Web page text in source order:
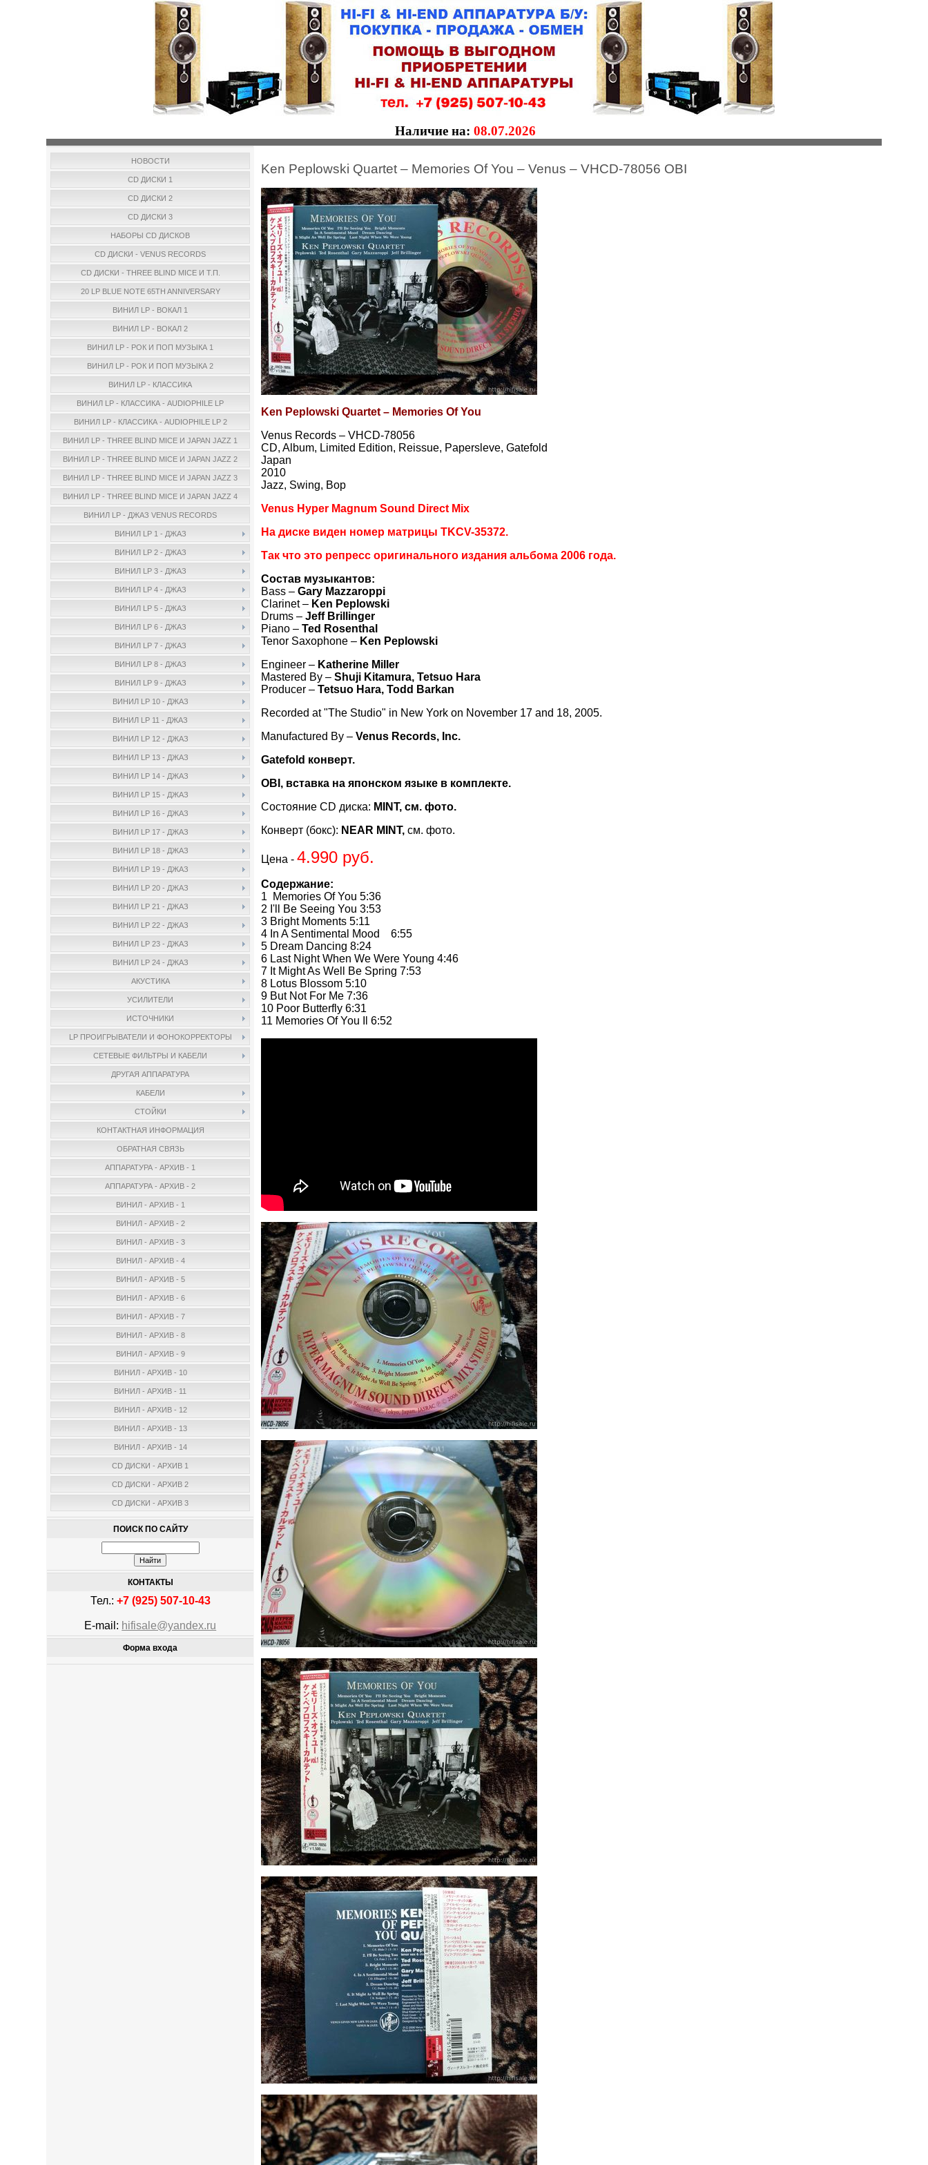
Наличие на: 08.07.2026
НОВОСТИ
CD ДИСКИ 1
CD ДИСКИ 2
CD ДИСКИ 3
НАБОРЫ CD ДИСКОВ
CD ДИСКИ - VENUS RECORDS
CD ДИСКИ - THREE BLIND MICE И Т.П.
20 LP BLUE NOTE 65TH ANNIVERSARY
ВИНИЛ LP - ВОКАЛ 1
ВИНИЛ LP - ВОКАЛ 2
ВИНИЛ LP - РОК И ПОП МУЗЫКА 1
ВИНИЛ LP - РОК И ПОП МУЗЫКА 2
ВИНИЛ LP - КЛАССИКА
ВИНИЛ LP - КЛАССИКА - AUDIOPHILE LP
ВИНИЛ LP - КЛАССИКА - AUDIOPHILE LP 2
ВИНИЛ LP - THREE BLIND MICE И JAPAN JAZZ 1
ВИНИЛ LP - THREE BLIND MICE И JAPAN JAZZ 2
ВИНИЛ LP - THREE BLIND MICE И JAPAN JAZZ 3
ВИНИЛ LP - THREE BLIND MICE И JAPAN JAZZ 4
ВИНИЛ LP - ДЖАЗ VENUS RECORDS
ВИНИЛ LP 1 - ДЖАЗ
ВИНИЛ LP 2 - ДЖАЗ
ВИНИЛ LP 3 - ДЖАЗ
ВИНИЛ LP 4 - ДЖАЗ
ВИНИЛ LP 5 - ДЖАЗ
ВИНИЛ LP 6 - ДЖАЗ
ВИНИЛ LP 7 - ДЖАЗ
ВИНИЛ LP 8 - ДЖАЗ
ВИНИЛ LP 9 - ДЖАЗ
ВИНИЛ LP 10 - ДЖАЗ
ВИНИЛ LP 11 - ДЖАЗ
ВИНИЛ LP 12 - ДЖАЗ
ВИНИЛ LP 13 - ДЖАЗ
ВИНИЛ LP 14 - ДЖАЗ
ВИНИЛ LP 15 - ДЖАЗ
ВИНИЛ LP 16 - ДЖАЗ
ВИНИЛ LP 17 - ДЖАЗ
ВИНИЛ LP 18 - ДЖАЗ
ВИНИЛ LP 19 - ДЖАЗ
ВИНИЛ LP 20 - ДЖАЗ
ВИНИЛ LP 21 - ДЖАЗ
ВИНИЛ LP 22 - ДЖАЗ
ВИНИЛ LP 23 - ДЖАЗ
ВИНИЛ LP 24 - ДЖАЗ
АКУСТИКА
УСИЛИТЕЛИ
ИСТОЧНИКИ
LP ПРОИГРЫВАТЕЛИ И ФОНОКОРРЕКТОРЫ
СЕТЕВЫЕ ФИЛЬТРЫ И КАБЕЛИ
ДРУГАЯ АППАРАТУРА
КАБЕЛИ
СТОЙКИ
КОНТАКТНАЯ ИНФОРМАЦИЯ
ОБРАТНАЯ СВЯЗЬ
АППАРАТУРА - АРХИВ - 1
АППАРАТУРА - АРХИВ - 2
ВИНИЛ - АРХИВ - 1
ВИНИЛ - АРХИВ - 2
ВИНИЛ - АРХИВ - 3
ВИНИЛ - АРХИВ - 4
ВИНИЛ - АРХИВ - 5
ВИНИЛ - АРХИВ - 6
ВИНИЛ - АРХИВ - 7
ВИНИЛ - АРХИВ - 8
ВИНИЛ - АРХИВ - 9
ВИНИЛ - АРХИВ - 10
ВИНИЛ - АРХИВ - 11
ВИНИЛ - АРХИВ - 12
ВИНИЛ - АРХИВ - 13
ВИНИЛ - АРХИВ - 14
CD ДИСКИ - АРХИВ 1
CD ДИСКИ - АРХИВ 2
CD ДИСКИ - АРХИВ 3
ПОИСК ПО САЙТУ
КОНТАКТЫ
Тел.: +7 (925) 507-10-43
E-mail: hifisale@yandex.ru
Форма входа
Ken Peplowski Quartet – Memories Of You – Venus – VHCD-78056 OBI
Ken Peplowski Quartet – Memories Of You
Venus Records – VHCD-78056
CD, Album, Limited Edition, Reissue, Papersleve, Gatefold
Japan
2010
Jazz, Swing, Bop
Venus Hyper Magnum Sound Direct Mix
На диске виден номер матрицы TKCV-35372.
Так что это репресс оригинального издания альбома 2006 года.
Состав музыкантов:
Bass –Gary Mazzaroppi
Clarinet – Ken Peplowski
Drums –Jeff Brillinger
Piano –Ted Rosenthal
Tenor Saxophone – Ken Peplowski
Engineer – Katherine Miller
Mastered By –Shuji Kitamura, Tetsuo Hara
Producer –Tetsuo Hara, Todd Barkan
Recorded at "The Studio" in New York on November 17 and 18, 2005.
Manufactured By –Venus Records, Inc.
Gatefold конверт.
OBI, вставка на японском языке в комплекте.
Состояние CD диска: MINT, см. фото.
Конверт (бокс): NEAR MINT,см. фото.
Цена -4.990 руб.
Содержание:
1 Memories Of You 5:36
2 I'll Be Seeing You 3:53
3 Bright Moments 5:11
4 In A Sentimental Mood 6:55
5 Dream Dancing 8:24
6 Last Night When We Were Young 4:46
7 It Might As Well Be Spring 7:53
8 Lotus Blossom 5:10
9 But Not For Me 7:36
10 Poor Butterfly 6:31
11 Memories Of You Il 6:52